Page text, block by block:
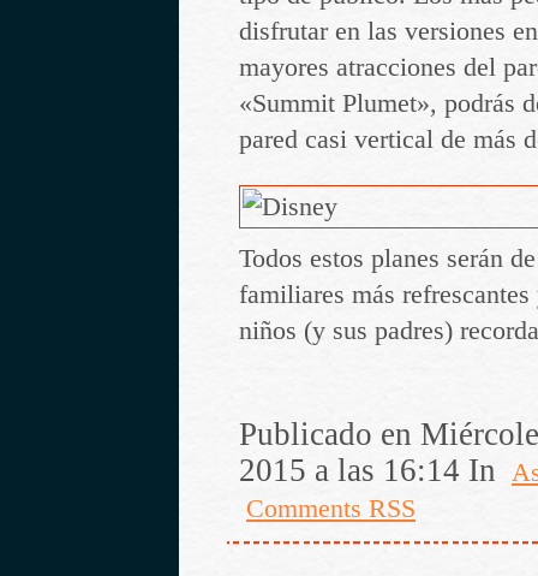
disfrutar en las versiones
mayores atracciones del
«Summit Plumet», podrás
pared casi vertical de más
Todos estos planes serán
familiares más
niños (y sus padres)
Publicado en
2015 a las 16:14 In
Comments RSS